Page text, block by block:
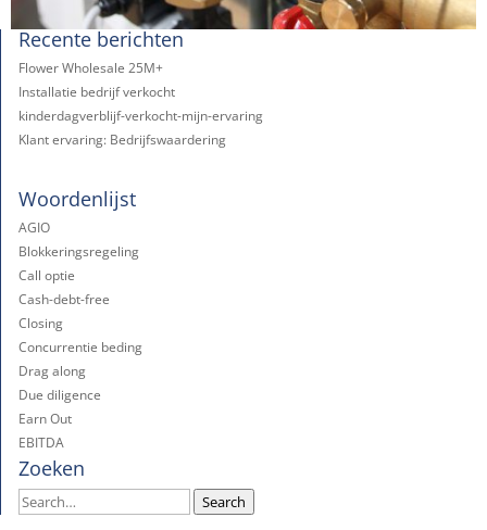
Recente berichten
Flower Wholesale 25M+
Installatie bedrijf verkocht
kinderdagverblijf-verkocht-mijn-ervaring
Klant ervaring: Bedrijfswaardering
Woordenlijst
AGIO
Blokkeringsregeling
Call optie
Cash-debt-free
Closing
Concurrentie beding
Drag along
Due diligence
Earn Out
EBITDA
Zoeken
Search Search